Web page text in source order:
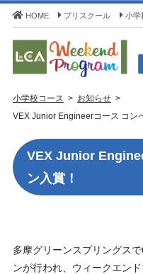
HOME プリスクール 小学
ム) - LCA国際学園 小学校コー
小学校コース
お知らせ
VEX Junior Engineerコース コン
VEX Junior
ン入賞！
多摩グリーンスプリングス
ンが行われ、ウィークエン